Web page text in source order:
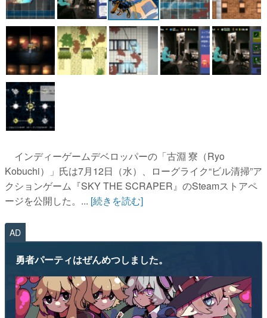
アプリレビュー
その他
電ファミニコゲーマーとは？
運営：株式会社マレ
インディーゲームデベロッパーの「古淵 寮（Ryo
Kobuchi）」氏は7月12日（水）、ローグライク“ビル清掃”ア
クションゲーム『SKY THE SCRAPER』のSteamストアペ
ージを公開した。... [続きを読む]
AD
勇者パーティはぜんめつしました。